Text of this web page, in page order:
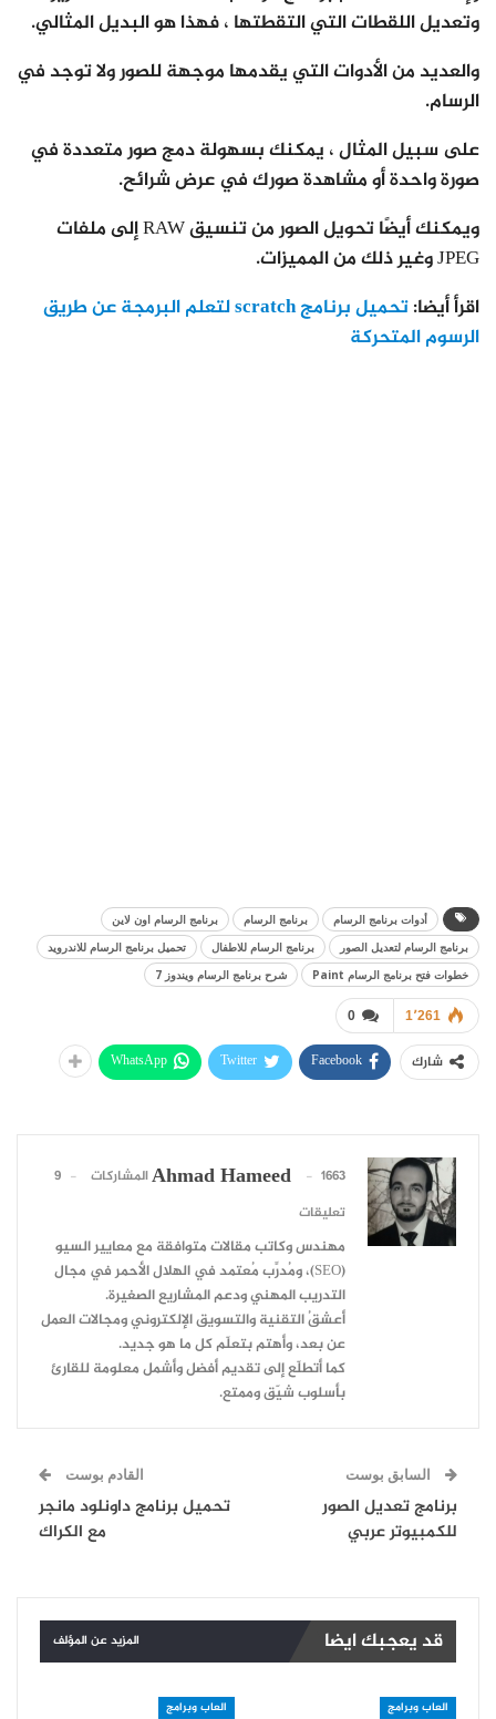
وتعديل اللقطات التي التقطتها ، فهذا هو البديل المثالي.
والعديد من الأدوات التي يقدمها موجهة للصور ولا توجد في
الرسام.
على سبيل المثال ، يمكنك بسهولة دمج صور متعددة في
صورة واحدة أو مشاهدة صورك في عرض شرائح.
ويمكنك أيضًا تحويل الصور من تنسيق RAW إلى ملفات
JPEG وغير ذلك من المميزات.
اقرأ أيضا:
تحميل برنامج scratch لتعلم البرمجة عن طريق
الرسوم المتحركة
أدوات برنامج الرسام برنامج الرسام
برنامج الرسام اون لاين
برنامج الرسام لتعديل الصور
برنامج الرسام للاطفال
تحميل برنامج الرسام للاندرويد
خطوات فتح برنامج الرسام Paint
شرح برنامج الرسام ويندوز 7
0 1٬261
شارك Facebook
Twitter
WhatsApp
Ahmad Hameed 1663 المشاركات
9
تعليقات
مهندس وكاتب مقالات متوافقة مع معايير السيو
(SEO)، ومُدرِّب مُعتمد في الهلال الأحمر في مجال
التدريب المهني ودعم المشاريع الصغيرة.
أعشقُ التقنية والتسويق الإلكتروني ومجالات العمل
عن بعد، وأهتم بتعلّم كل ما هو جديد.
كما أتطلّع إلى تقديم أفضل وأشمل معلومة للقارئ
بأسلوب شيّق وممتع.
السابق بوست
برنامج تعديل الصور
للكمبيوتر عربي
القادم بوست
تحميل برنامج داونلود مانجر
مع الكراك
قد يعجبك ايضا المزيد عن المؤلف
العاب وبرامج العاب وبرامج